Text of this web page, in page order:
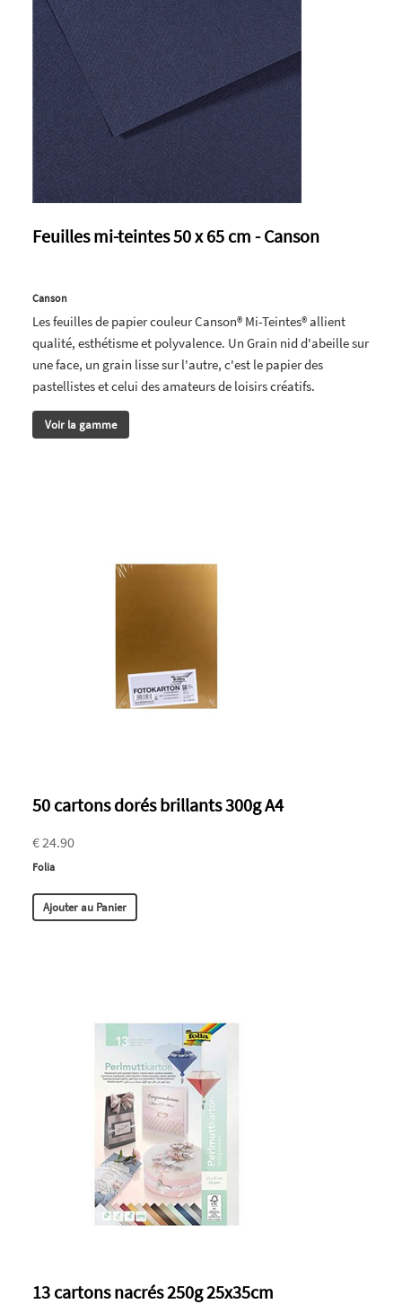
Feuilles mi-teintes 50 x 65 cm - Canson
Canson
Les feuilles de papier couleur Canson® Mi-Teintes® allient
qualité, esthétisme et polyvalence. Un Grain nid d'abeille sur
une face, un grain lisse sur l'autre, c'est le papier des
pastellistes et celui des amateurs de loisirs créatifs.
Voir la gamme
50 cartons dorés brillants 300g A4
€ 24.90
Folia
Ajouter au Panier
13 cartons nacrés 250g 25x35cm